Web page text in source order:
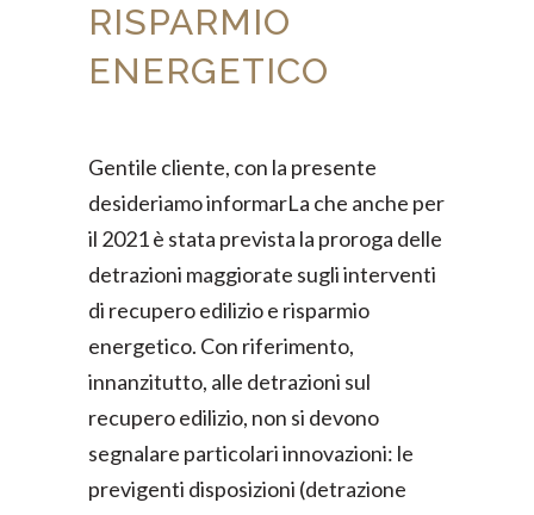
RISPARMIO
ENERGETICO
Gentile cliente, con la presente
desideriamo informarLa che anche per
il 2021 è stata prevista la proroga delle
detrazioni maggiorate sugli interventi
di recupero edilizio e risparmio
energetico. Con riferimento,
innanzitutto, alle detrazioni sul
recupero edilizio, non si devono
segnalare particolari innovazioni: le
previgenti disposizioni (detrazione